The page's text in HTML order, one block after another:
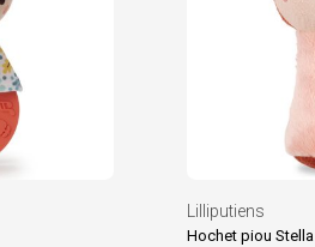
Lilliputiens
Hochet piou Stella